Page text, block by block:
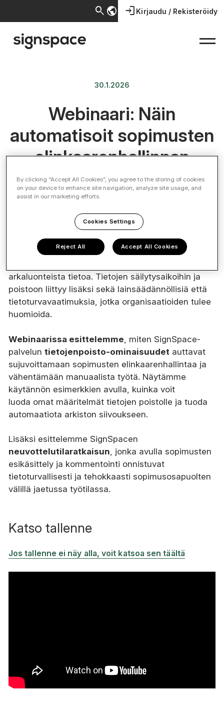
search public login Kirjaudu / Rekisteröidy
30.1.2026
Webinaari: Näin
automatisoit sopimusten
elinkaarenhallinnan
Webinaari
Sopimusarkistoihin kertyy vuosien aikana helposti
arkaluonteista tietoa. Tietojen säilytysaikoihin ja
poistoon liittyy lisäksi sekä lainsäädännöllisiä että
tietoturvavaatimuksia, jotka organisaatioiden tulee
huomioida.
Webinaarissa esittelemme, miten SignSpace-
palvelun tietojenpoisto-ominaisuudet auttavat
sujuvoittamaan sopimusten elinkaarenhallintaa ja
vähentämään manuaalista työtä. Näytämme
käytännön esimerkkien avulla, kuinka voit
luoda omat määritelmät tietojen poistolle ja tuoda
automaatiota arkiston siivoukseen.
Lisäksi esittelemme SignSpacen
neuvottelutilaratkaisun, jonka avulla sopimusten
esikäsittely ja kommentointi onnistuvat
tietoturvallisesti ja tehokkaasti sopimusosapuolten
välillä jaetussa työtilassa.
Katso tallenne
Jos tallenne ei näy alla, voit katsoa sen täältä
By clicking “Accept All Cookies”, you agree to the storing of cookies
on your device to enhance site navigation, analyze site usage, and
assist in our marketing efforts.
Cookies Settings
Reject All Accept All Cookies